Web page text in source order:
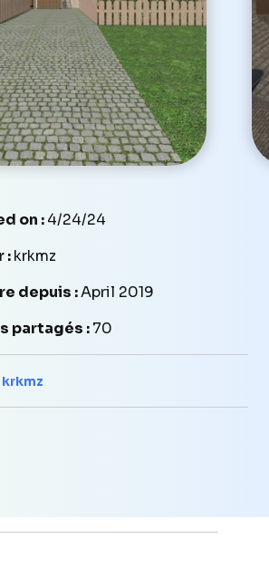
on :4/24/24
:krkmz
depuis :April 2019
partagés :70
krkmz